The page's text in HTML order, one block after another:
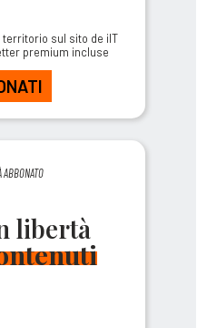
territorio sul sito de ilT
premium incluse
ABBONATO
libertà